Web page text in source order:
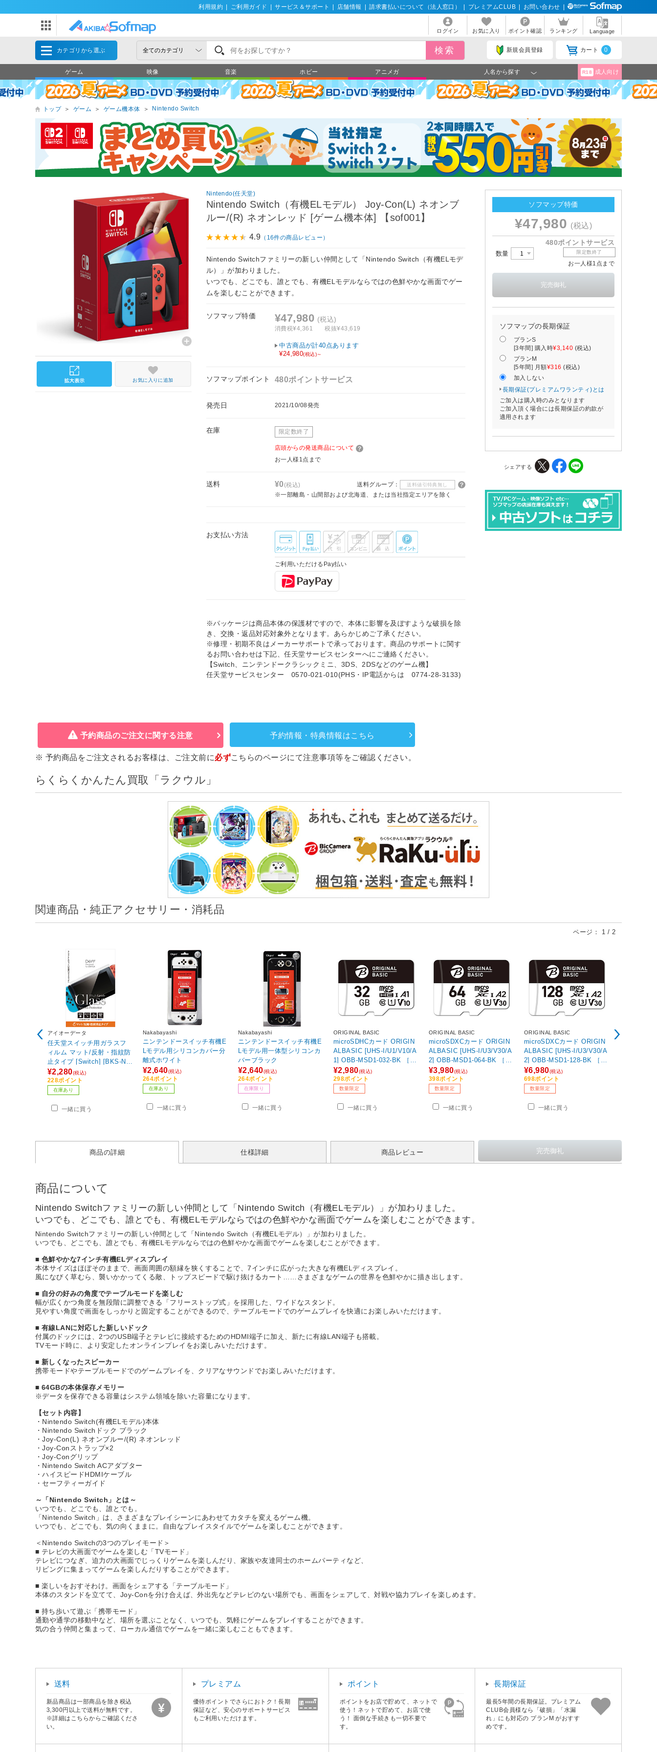
利用規約 ご利用ガイド サービス＆サポート 店舗情報 請求書払いについて（法人窓口） プレミアムCLUB お問い合わせ
ログイン お気に入り ポイント確認 ランキング Language
カテゴリから選ぶ 新規会員登録 カート 0
ゲーム 映像 音楽 ホビー アニメガ 人名から探す R18 成人向け
トップ ＞ ゲーム ＞ ゲーム機本体 ＞ Nintendo Switch
Nintendo(任天堂)
Nintendo Switch（有機ELモデル） Joy-Con(L) ネオンブ
ルー/(R) ネオンレッド [ゲーム機本体] 【sof001】
4.9 （16件の商品レビュー）
Nintendo Switchファミリーの新しい仲間として「Nintendo Switch（有機ELモデ
ル）」が加わりました。
いつでも、どこでも、誰とでも、有機ELモデルならではの色鮮やかな画面でゲー
ムを楽しむことができます。
ソフマップ特価 ¥47,980 (税込)
消費税¥4,361 税抜¥43,619
中古商品が計40点あります
¥24,980(税込)～
ソフマップポイント 480ポイントサービス
発売日 2021/10/08発売
在庫 限定数終了
店頭からの発送商品について
お一人様1点まで
送料 ¥0(税込) 送料グループ： 送料値引特典無し
※一部離島・山間部および北海道、または当社指定エリアを除く
お支払い方法
ご利用いただけるPay払い
※パッケージは商品本体の保護材ですので、本体に影響を及ぼすような破損を除
き、交換・返品対応対象外となります。あらかじめご了承ください。
※修理・初期不良はメーカーサポートで承っております。商品のサポートに関す
るお問い合わせは下記、任天堂サービスセンターへにご連絡ください。
【Switch、ニンテンドークラシックミニ、3DS、2DSなどのゲーム機】
任天堂サービスセンター 0570-021-010(PHS・IP電話からは 0774-28-3133)
お気に入りに追加
ソフマップ特価
¥47,980 (税込)
480ポイントサービス
数量 限定数終了
お一人様1点まで
ソフマップの長期保証
プランS
[3年間] 購入時¥3,140 (税込)
プランM
[5年間] 月額¥316 (税込)
加入しない
長期保証(プレミアムワランティ)とは
ご加入は購入時のみとなります
ご加入頂く場合には長期保証の約款が
適用されます
シェアする
予約商品のご注文に関する注意 予約情報・特典情報はこちら
※ 予約商品をご注文されるお客様は、ご注文前に必ずこちらのページにて注意事項等をご確認ください。
らくらくかんたん買取「ラクウル」
関連商品・純正アクセサリー・消耗品
ページ： 1 / 2
アイオーデータ
任天堂スイッチ用ガラスフ
ィルム マット/反射・指紋防
止タイプ [Switch] [BKS-NS
M3F] 【ビックカメラグルー
プオリジナル】
¥2,280(税込)
228ポイント
在庫あり
一緒に買う
Nakabayashi
ニンテンドースイッチ有機E
Lモデル用シリコンカバー分
離式ホワイト
¥2,640(税込)
264ポイント
在庫あり
一緒に買う
Nakabayashi
ニンテンドースイッチ有機E
Lモデル用一体型シリコンカ
バーブラック
¥2,640(税込)
264ポイント
在庫限り
一緒に買う
ORIGINAL BASIC
microSDHCカード ORIGIN
ALBASIC [UHS-I/U1/V10/A
1] OBB-MSD1-032-BK ［Cl
ass10 /32GB］ 【sof001】
¥2,980(税込)
298ポイント
数量限定
一緒に買う
ORIGINAL BASIC
microSDXCカード ORIGIN
ALBASIC [UHS-I/U3/V30/A
2] OBB-MSD1-064-BK ［Cl
ass10 /64GB］ 【sof001】
¥3,980(税込)
398ポイント
数量限定
一緒に買う
ORIGINAL BASIC
microSDXCカード ORIGIN
ALBASIC [UHS-I/U3/V30/A
2] OBB-MSD1-128-BK ［Cl
ass10 /128GB］ 【sof00
1】
¥6,980(税込)
698ポイント
数量限定
一緒に買う
商品の詳細 仕様詳細 商品レビュー
商品について
Nintendo Switchファミリーの新しい仲間として「Nintendo Switch（有機ELモデル）」が加わりました。
いつでも、どこでも、誰とでも、有機ELモデルならではの色鮮やかな画面でゲームを楽しむことができます。
Nintendo Switchファミリーの新しい仲間として「Nintendo Switch（有機ELモデル）」が加わりました。
いつでも、どこでも、誰とでも、有機ELモデルならではの色鮮やかな画面でゲームを楽しむことができます。
■ 色鮮やかな7インチ有機ELディスプレイ
本体サイズはほぼそのままで、画面周囲の額縁を狭くすることで、7インチに広がった大きな有機ELディスプレイ。
風になびく草むら、襲いかかってくる敵、トップスピードで駆け抜けるカート……さまざまなゲームの世界を色鮮やかに描き出します。
■ 自分の好みの角度でテーブルモードを楽しむ
幅が広くかつ角度を無段階に調整できる「フリーストップ式」を採用した、ワイドなスタンド。
見やすい角度で画面をしっかりと固定することができるので、テーブルモードでのゲームプレイを快適にお楽しみいただけます。
■ 有線LANに対応した新しいドック
付属のドックには、2つのUSB端子とテレビに接続するためのHDMI端子に加え、新たに有線LAN端子も搭載。
TVモード時に、より安定したオンラインプレイをお楽しみいただけます。
■ 新しくなったスピーカー
携帯モードやテーブルモードでのゲームプレイを、クリアなサウンドでお楽しみいただけます。
■ 64GBの本体保存メモリー
※データを保存できる容量はシステム領域を除いた容量になります。
【セット内容】
・Nintendo Switch(有機ELモデル)本体
・Nintendo Switchドック ブラック
・Joy-Con(L) ネオンブルー/(R) ネオンレッド
・Joy-Conストラップ×2
・Joy-Conグリップ
・Nintendo Switch ACアダプター
・ハイスピードHDMIケーブル
・セーフティーガイド
～「Nintendo Switch」とは～
いつでも、どこでも、誰とでも。
「Nintendo Switch」は、さまざまなプレイシーンにあわせてカタチを変えるゲーム機。
いつでも、どこでも、気の向くままに。自由なプレイスタイルでゲームを楽しむことができます。
＜Nintendo Switchの3つのプレイモード＞
■ テレビの大画面でゲームを楽しむ「TVモード」
テレビにつなぎ、迫力の大画面でじっくりゲームを楽しんだり、家族や友達同士のホームパーティなど、
リビングに集まってゲームを楽しんだりすることができます。
■ 楽しいをおすそわけ。画面をシェアする「テーブルモード」
本体のスタンドを立てて、Joy-Conを分け合えば、外出先などテレビのない場所でも、画面をシェアして、対戦や協力プレイを楽しめます。
■ 持ち歩いて遊ぶ「携帯モード」
通勤や通学の移動中など、場所を選ぶことなく、いつでも、気軽にゲームをプレイすることができます。
気の合う仲間と集まって、ローカル通信でゲームを一緒に楽しむこともできます。
送料
新品商品は一部商品を除き税込
3,300円以上で送料が無料です。
※詳細はこちらからご確認くださ
い。
プレミアム
優待ポイントでさらにおトク！長期
保証など、安心のサポートサービス
もご利用いただけます。
ポイント
ポイントをお店で貯めて、ネットで
使う！ネットで貯めて、お店で使
う！ 面倒な手続きも一切不要で
す。
長期保証
最長5年間の長期保証。プレミアム
CLUB会員様なら「破損」「水漏
れ」にも対応の プランM がおすす
めです。